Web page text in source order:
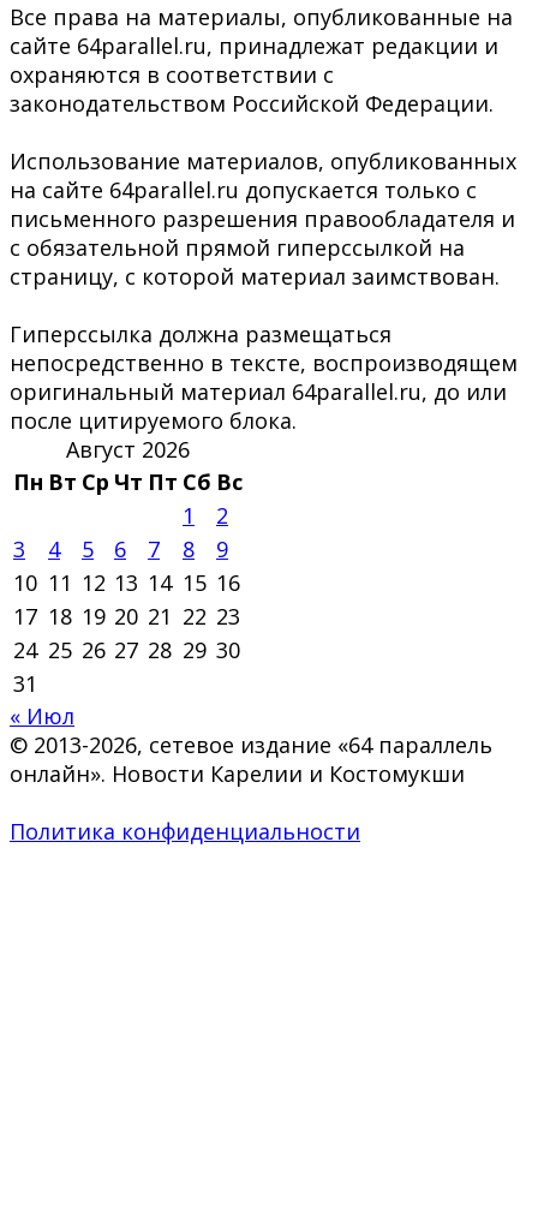
Все права на материалы, опубликованные на
сайте 64parallel.ru, принадлежат редакции и
охраняются в соответствии с
законодательством Российской Федерации.
Использование материалов, опубликованных
на сайте 64parallel.ru допускается только с
письменного разрешения правообладателя и
с обязательной прямой гиперссылкой на
страницу, с которой материал заимствован.
Гиперссылка должна размещаться
непосредственно в тексте, воспроизводящем
оригинальный материал 64parallel.ru, до или
после цитируемого блока.
Август 2026
Пн Вт Ср Чт Пт Сб Вс
1
2
3
4 5 6 7 8
9
10 11 12 13 14 15 16
17 18 19 20 21 22 23
24 25 26 27 28 29 30
31
« Июл
© 2013-2026, сетевое издание «64 параллель
онлайн». Новости Карелии и Костомукши
Политика конфиденциальности